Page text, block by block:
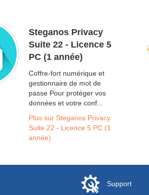
Steganos Privacy
Suite 22 - Licence 5
PC (1 année)
Coffre-fort numérique et
gestionnaire de mot de
passe Pour protéger vos
données et votre conf...
Plus sur Steganos Privacy
Suite 22 - Licence 5 PC (1
année)
Support